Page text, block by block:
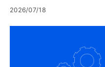
2026/07/18